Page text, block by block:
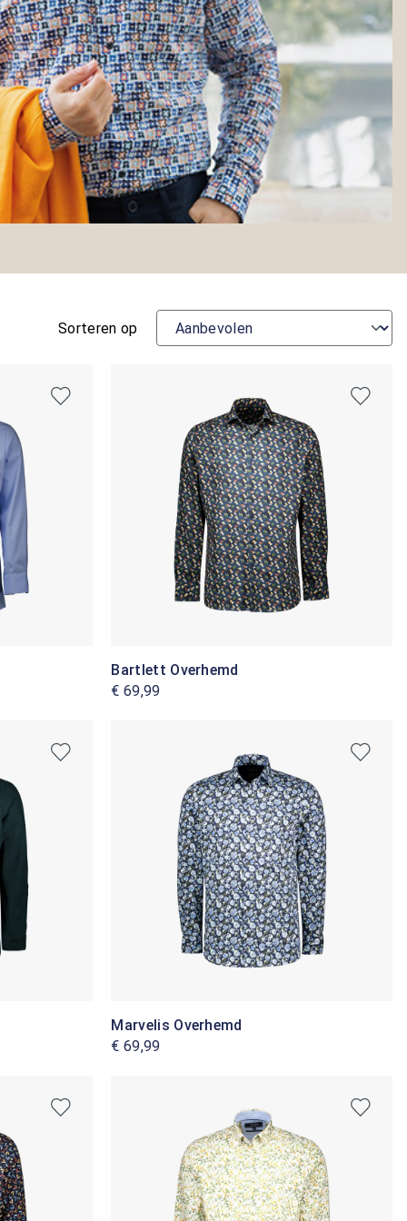
Sorteren op
Bartlett Overhemd
€ 69,99
Marvelis Overhemd
€ 69,99